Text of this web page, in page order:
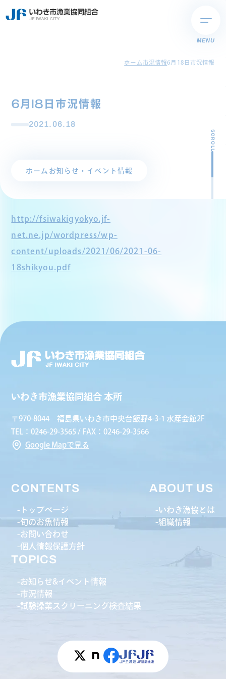
MENU
ホーム市況情報6月18日市況情報
6月18日市況情報
2021.06.18
ホーム お知らせ・イベント情報
SCROLL
http://fsiwakigyokyo.jf-
net.ne.jp/wordpress/wp-
content/uploads/2021/06/2021-06-
18shikyou.pdf
いわき市漁業協同組合 本所
〒970-8044 福島県いわき市中央台飯野4-3-1 水産会館2F
TEL：0246-29-3565 / FAX：0246-29-3566
Google Mapで見る
CONTENTS
トップページ
旬のお魚情報
お問い合わせ
個人情報保護方針
ABOUT US
いわき漁協とは
組織情報
TOPICS
お知らせ&イベント情報
市況情報
試験操業スクリーニング検査結果